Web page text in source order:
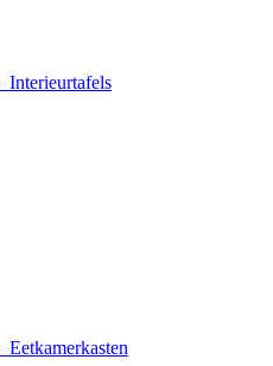
Interieurtafels
Eetkamerkasten